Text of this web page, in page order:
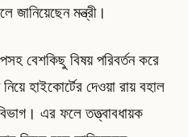
জানিয়েছেন মন্ত্রী।
বেশকিছু বিষয় পরিবর্তন করে
হাইকোর্টের দেওয়া রায় বহাল
এর ফলে তত্ত্বাবধায়ক